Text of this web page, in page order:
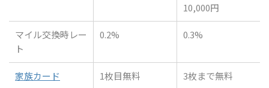
10,000円
マイル交換時レー
ト
0.2% 0.3%
家族カード 1枚目無料 3枚まで無料